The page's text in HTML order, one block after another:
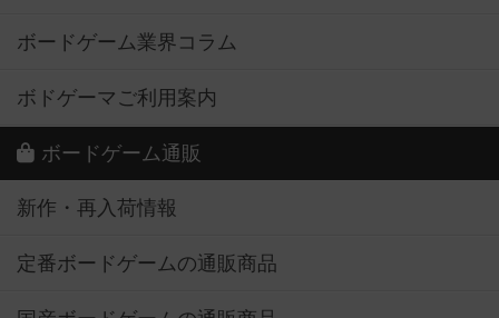
ボードゲーム業界コラム
ボドゲーマご利用案内
ボードゲーム通販
新作・再入荷情報
定番ボードゲームの通販商品